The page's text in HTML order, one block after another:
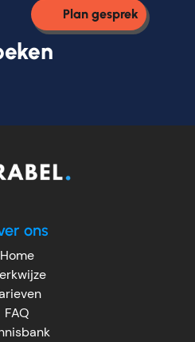
Plan gesprek
ons
Home
FAQ